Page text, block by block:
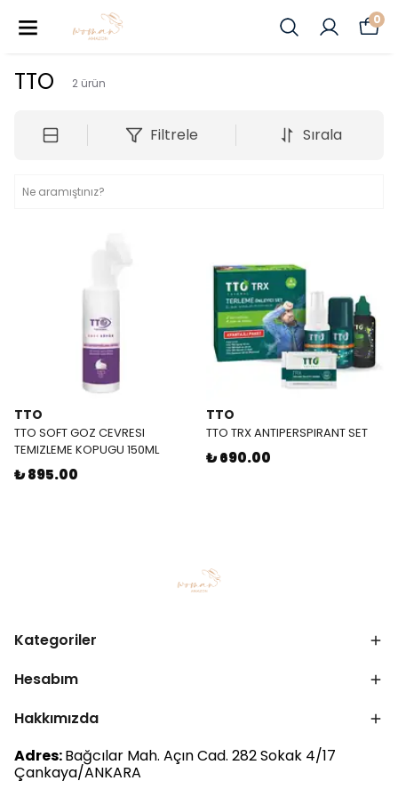
0
TTO 2 ürün
Filtrele Sırala
TTO
TTO SOFT GOZ CEVRESI
TEMIZLEME KOPUGU 150ML
₺ 895.00
TTO
TTO TRX ANTIPERSPIRANT SET
₺ 690.00
Kategoriler
Hesabım
Hakkımızda
Adres:Bağcılar Mah. Açın Cad. 282 Sokak 4/17
Çankaya/ANKARA